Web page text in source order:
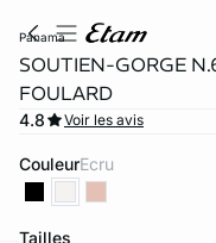
panama
SOUTIEN-GORGE
FOULARD
4.8 Voir les avis
Couleur ecru
Tailles